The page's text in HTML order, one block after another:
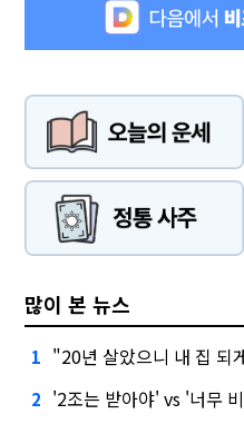
많이 본 뉴스
1 "20년 살았으니 내 집 되
2 '2조는 받아야' vs '너무